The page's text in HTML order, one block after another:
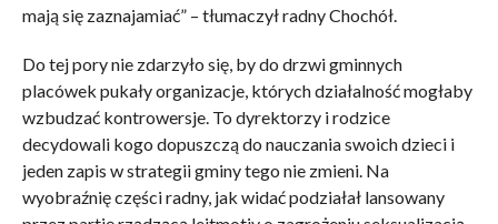
mają się zaznajamiać” – tłumaczył radny Chochół.
Do tej pory nie zdarzyło się, by do drzwi gminnych
placówek pukały organizacje, których działalność mogłaby
wzbudzać kontrowersje. To dyrektorzy i rodzice
decydowali kogo dopuszczą do nauczania swoich dzieci i
jeden zapis w strategii gminy tego nie zmieni. Na
wyobraźnię części radny, jak widać podziałał lansowany